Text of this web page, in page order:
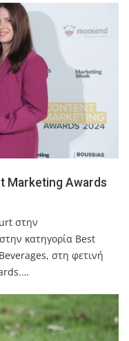
Marketing Awards
στην
κατηγορία Best
στη φετινή